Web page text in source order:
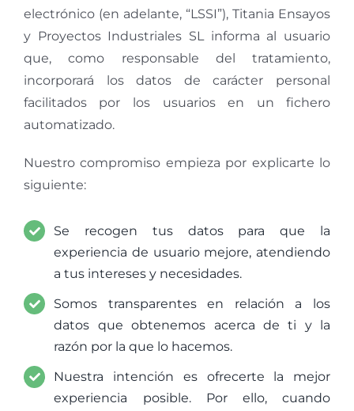
electrónico (en adelante, “LSSI”), Titania Ensayos
y Proyectos Industriales SL informa al usuario
que, como responsable del tratamiento,
incorporará los datos de carácter personal
facilitados por los usuarios en un fichero
automatizado.
Nuestro compromiso empieza por explicarte lo
siguiente:
Se recogen tus datos para que la
experiencia de usuario mejore, atendiendo
a tus intereses y necesidades.
Somos transparentes en relación a los
datos que obtenemos acerca de ti y la
razón por la que lo hacemos.
Nuestra intención es ofrecerte la mejor
experiencia posible. Por ello, cuando